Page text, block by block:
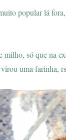
popular lá
só que na
uma farinha,